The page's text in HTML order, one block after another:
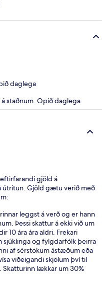
daglega
staðnum. Opið daglega
gjöld á
útritun. Gjöld gætu verið með
leggst á verð og er hann
Þessi skattur á ekki við um
10 ára ára aldri. Frekari
sjúklinga og fylgdarfólk þeirra
af sérstökum ástæðum eða
viðeigandi skjölum því til
Skatturinn lækkar um 30%